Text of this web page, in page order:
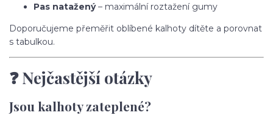
Pas natažený– maximální roztažení gumy
Doporučujeme přeměřit oblíbené kalhoty dítěte a porovnat
s tabulkou.
❓ Nejčastější otázky
Jsou kalhoty zateplené?